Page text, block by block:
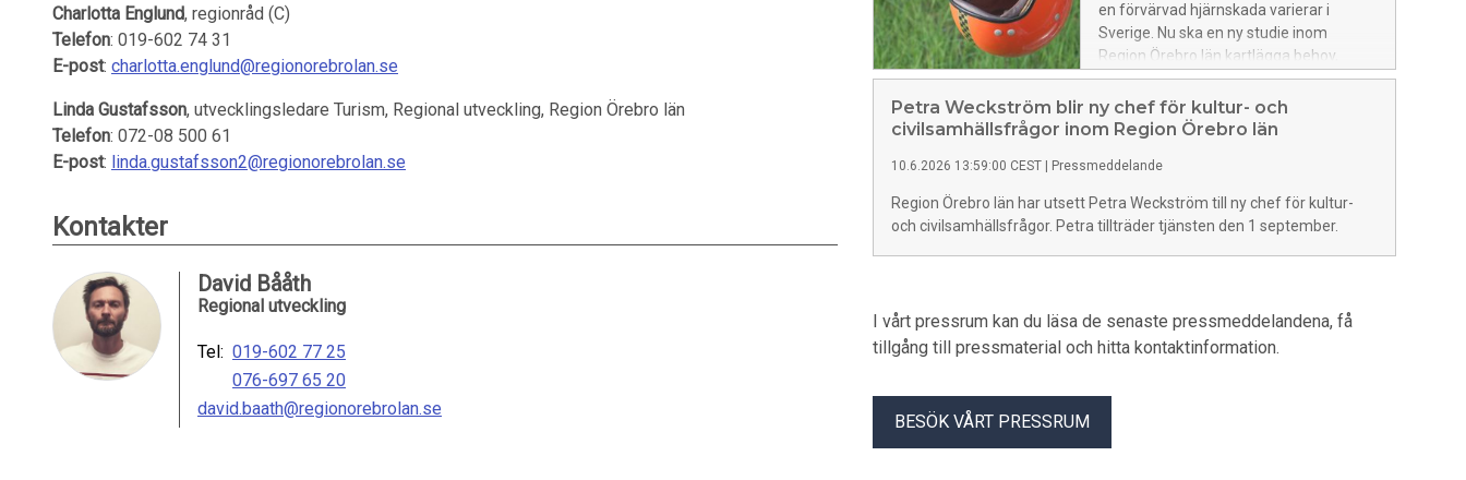
Charlotta Englund, regionråd (C)
Telefon: 019-602 74 31
E-post: charlotta.englund@regionorebrolan.se
Linda Gustafsson, utvecklingsledare Turism, Regional utveckling, Region Örebro län
Telefon: 072-08 500 61
E-post: linda.gustafsson2@regionorebrolan.se
Kontakter
David Bååth
Regional utveckling
Tel: 019-602 77 25
076-697 65 20
david.baath@regionorebrolan.se
en förvärvad hjärnskada varierar i
Sverige. Nu ska en ny studie inom
Region Örebro län kartlägga behov,
erfarenheter och regionala skillnader.
Målet är att bidra till en mer jämlik
rehabilitering. Arbetsterapeut Helen
kronor till studien från
Personskadeförbundet RTP.
Petra Weckström blir ny chef för kultur- och
civilsamhällsfrågor inom Region Örebro län
10.6.2026 13:59:00 CEST Pressmeddelande
Region Örebro län har utsett Petra Weckström till ny chef för kultur-
och civilsamhällsfrågor. Petra tillträder tjänsten den 1 september.
I vårt pressrum kan du läsa de senaste pressmeddelandena, få
tillgång till pressmaterial och hitta kontaktinformation.
BESÖK VÅRT PRESSRUM